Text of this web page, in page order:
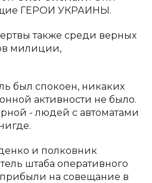
ГЕРОИ УКРАИНЫ.
также среди верных
милиции,
был спокоен, никаких
активности не было.
- людей с автоматами
и полковник
штаба оперативного
на совещание в